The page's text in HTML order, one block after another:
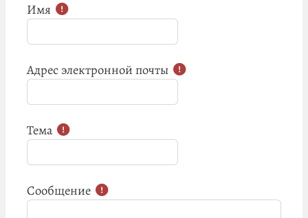
Имя
Адрес электронной почты
Тема
Сообщение